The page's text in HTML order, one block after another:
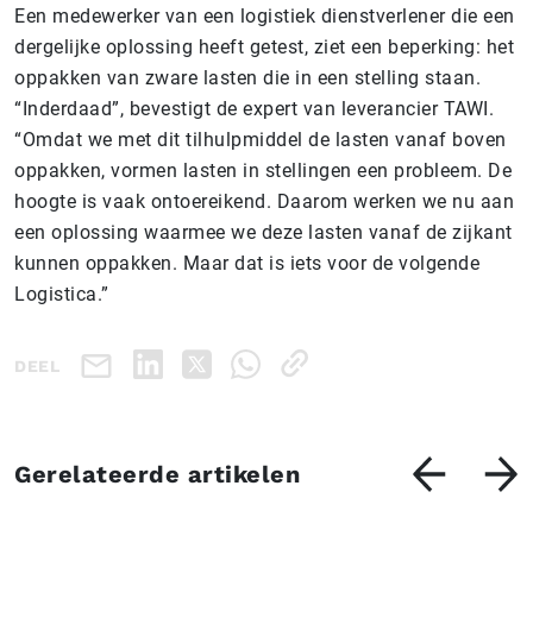
Een medewerker van een logistiek dienstverlener die een
dergelijke oplossing heeft getest, ziet een beperking: het
oppakken van zware lasten die in een stelling staan.
“Inderdaad”, bevestigt de expert van leverancier TAWI.
“Omdat we met dit tilhulpmiddel de lasten vanaf boven
oppakken, vormen lasten in stellingen een probleem. De
hoogte is vaak ontoereikend. Daarom werken we nu aan
een oplossing waarmee we deze lasten vanaf de zijkant
kunnen oppakken. Maar dat is iets voor de volgende
Logistica.”
DEEL
Gerelateerde artikelen